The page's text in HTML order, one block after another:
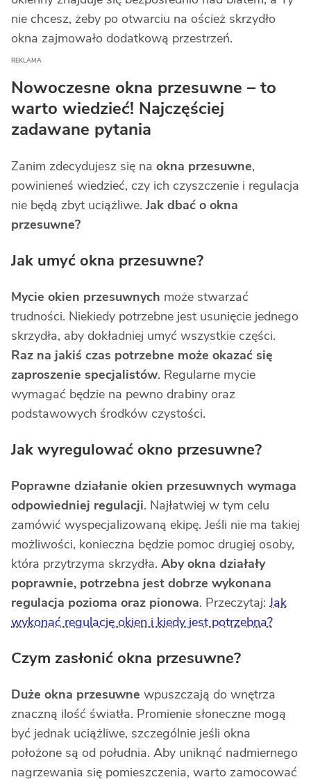
nie chcesz, żeby po otwarciu na oścież skrzydło
okna zajmowało dodatkową przestrzeń.
Nowoczesne okna przesuwne – to
warto wiedzieć! Najczęściej
zadawane pytania
Zanim zdecydujesz się na okna przesuwne,
powinieneś wiedzieć, czy ich czyszczenie i regulacja
nie będą zbyt uciążliwe. Jak dbać o okna
przesuwne?
Jak umyć okna przesuwne?
Mycie okien przesuwnych może stwarzać
trudności. Niekiedy potrzebne jest usunięcie jednego
skrzydła, aby dokładniej umyć wszystkie części.
Raz na jakiś czas potrzebne może okazać się
zaproszenie specjalistów. Regularne mycie
wymagać będzie na pewno drabiny oraz
podstawowych środków czystości.
Jak wyregulować okno przesuwne?
Poprawne działanie okien przesuwnych wymaga
odpowiedniej regulacji. Najłatwiej w tym celu
zamówić wyspecjalizowaną ekipę. Jeśli nie ma takiej
możliwości, konieczna będzie pomoc drugiej osoby,
która przytrzyma skrzydła. Aby okna działały
poprawnie, potrzebna jest dobrze wykonana
regulacja pozioma oraz pionowa. Przeczytaj: Jak
wykonać regulację okien i kiedy jest potrzebna?
Czym zasłonić okna przesuwne?
Duże okna przesuwne wpuszczają do wnętrza
znaczną ilość światła. Promienie słoneczne mogą
być jednak uciążliwe, szczególnie jeśli okna
położone są od południa. Aby uniknąć nadmiernego
nagrzewania się pomieszczenia, warto zamocować